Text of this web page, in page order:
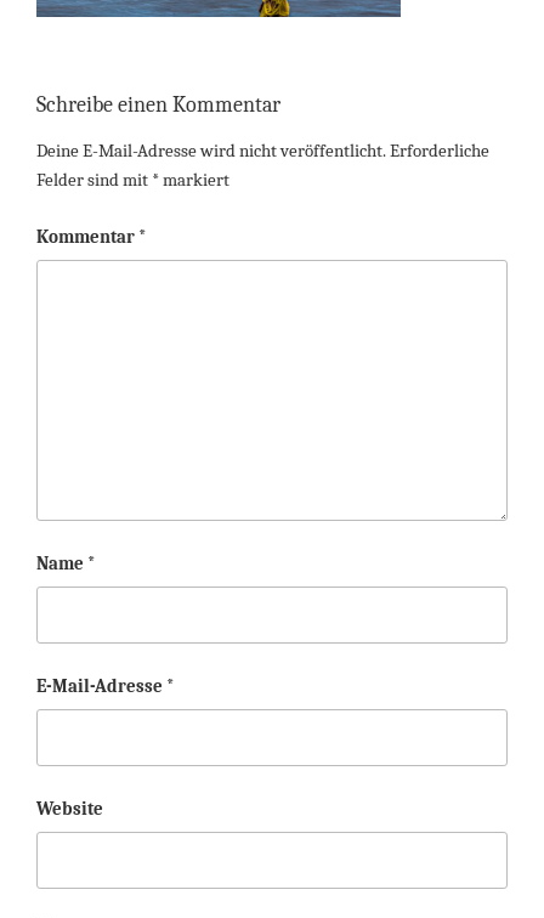
Schreibe einen Kommentar
Deine E-Mail-Adresse wird nicht veröffentlicht.Erforderliche
Felder sind mit *markiert
Kommentar *
Name *
E-Mail-Adresse *
Website